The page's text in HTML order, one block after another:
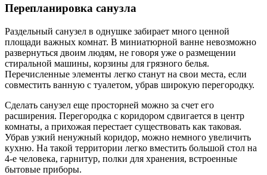
Перепланировка санузла
Раздельный санузел в однушке забирает много ценной
площади важных комнат. В миниатюрной ванне невозможно
развернуться двоим людям, не говоря уже о размещении
стиральной машины, корзины для грязного белья.
Перечисленные элементы легко станут на свои места, если
совместить ванную с туалетом, убрав широкую перегородку.
Сделать санузел еще просторней можно за счет его
расширения. Перегородка с коридором сдвигается в центр
комнаты, а прихожая перестает существовать как таковая.
Убрав узкий ненужный коридор, можно немного увеличить
кухню. На такой территории легко вместить большой стол на
4-е человека, гарнитур, полки для хранения, встроенные
бытовые приборы.